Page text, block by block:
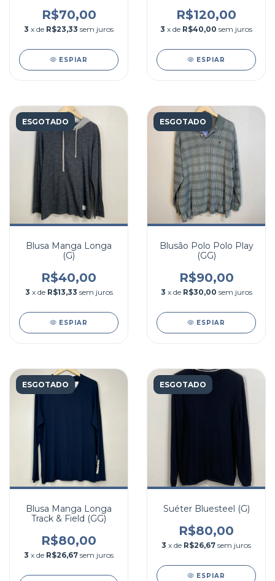
R$70,00
3 x de R$23,33 sem juros
ESPIAR
R$120,00
3 x de R$40,00 sem juros
ESPIAR
ESGOTADO
Blusa Manga Longa
(G)
R$40,00
3 x de R$13,33 sem juros
ESPIAR
ESGOTADO
Blusão Polo Polo Play
(GG)
R$90,00
3 x de R$30,00 sem juros
ESPIAR
ESGOTADO
Blusa Manga Longa
Track & Field (GG)
R$80,00
3 x de R$26,67 sem juros
ESGOTADO
Suéter Bluesteel (G)
R$80,00
3 x de R$26,67 sem juros
ESPIAR